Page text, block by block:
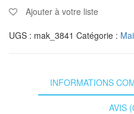
Ajouter à votre liste
UGS : mak_3841 Catégorie :
INFORMATIONS
AVIS